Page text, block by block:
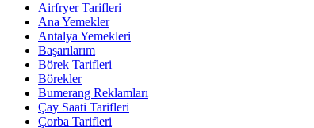
Airfryer Tarifleri
Ana Yemekler
Antalya Yemekleri
Başarılarım
Börek Tarifleri
Börekler
Bumerang Reklamları
Çay Saati Tarifleri
Çorba Tarifleri